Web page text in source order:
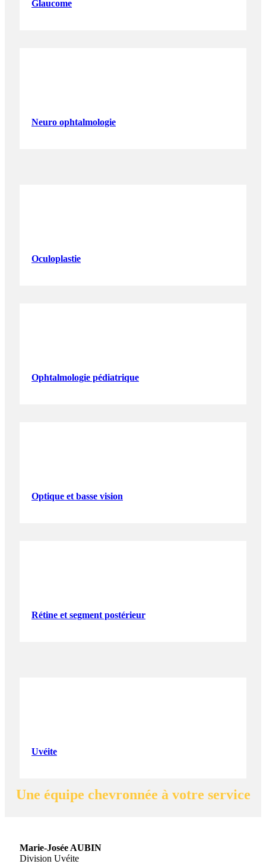
Glaucome
Neuro ophtalmologie
Oculoplastie
Ophtalmologie pédiatrique
Optique et basse vision
Rétine et segment postérieur
Uvéite
Une équipe chevronnée à votre service
Marie-Josée AUBIN
Division Uvéite